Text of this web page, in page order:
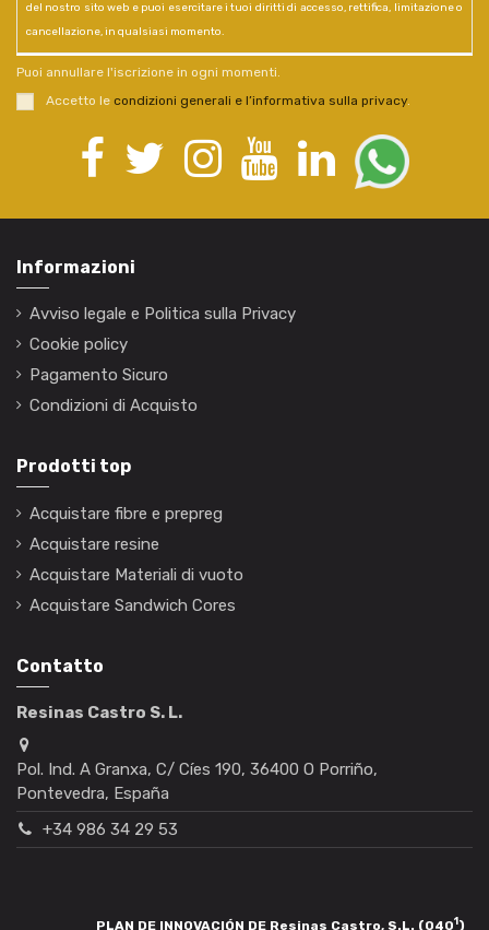
del nostro sito web e puoi esercitare i tuoi diritti di accesso, rettifica, limitazione o
cancellazione, in qualsiasi momento.
Puoi annullare l'iscrizione in ogni momenti.
Accetto le condizioni generali e l’informativa sulla privacy.
Informazioni
Avviso legale e Politica sulla Privacy
Cookie policy
Pagamento Sicuro
Condizioni di Acquisto
Prodotti top
Acquistare fibre e prepreg
Acquistare resine
Acquistare Materiali di vuoto
Acquistare Sandwich Cores
Contatto
Resinas Castro S. L.
Pol. Ind. A Granxa, C/ Cíes 190, 36400 O Porriño,
Pontevedra, España
+34 986 34 29 53
PLAN DE INNOVACIÓN DE Resinas Castro, S.L. (0401)